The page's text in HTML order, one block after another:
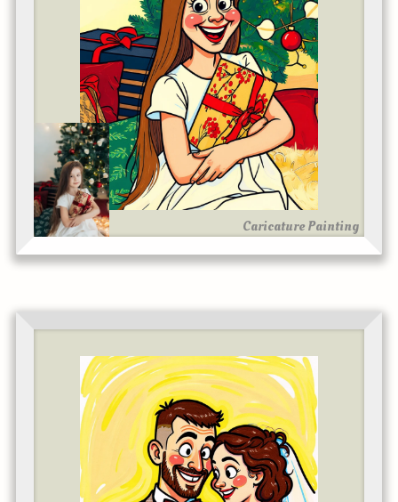
Caricature Painting